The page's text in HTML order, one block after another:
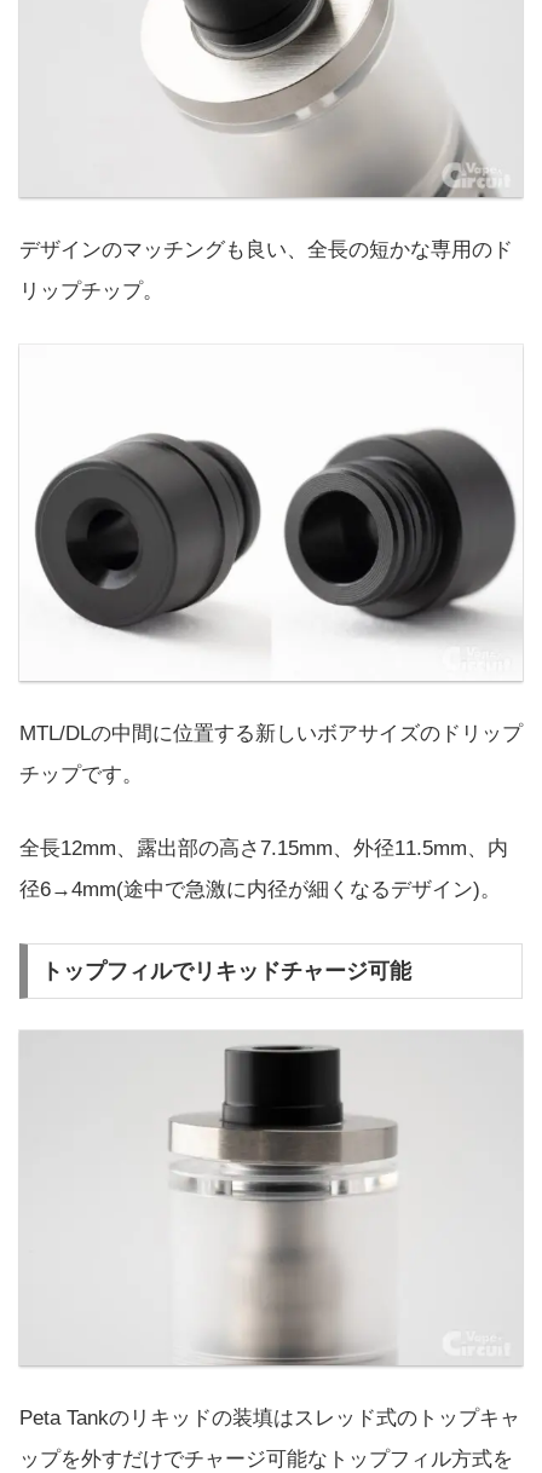
デザインのマッチングも良い、全長の短かな専用のド
リップチップ。
MTL/DLの中間に位置する新しいボアサイズのドリップ
チップです。
全長12mm、露出部の高さ7.15mm、外径11.5mm、内
径6→4mm(途中で急激に内径が細くなるデザイン)。
トップフィルでリキッドチャージ可能
Peta Tankのリキッドの装填はスレッド式のトップキャ
ップを外すだけでチャージ可能なトップフィル方式を